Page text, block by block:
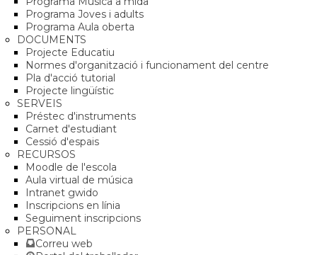
Programa Joves i adults
Programa Aula oberta
DOCUMENTS
Projecte Educatiu
Normes d'organització i funcionament del centre
Pla d'acció tutorial
Projecte lingüístic
SERVEIS
Préstec d'instruments
Carnet d'estudiant
Cessió d'espais
RECURSOS
Moodle de l'escola
Aula virtual de música
Intranet gwido
Inscripcions en línia
Seguiment inscripcions
PERSONAL
Correu web